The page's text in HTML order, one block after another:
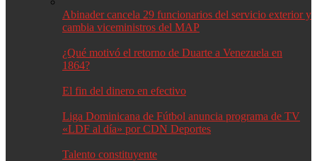
Abinader cancela 29 funcionarios del servicio exterior y
cambia viceministros del MAP
¿Qué motivó el retorno de Duarte a Venezuela en
1864?
El fin del dinero en efectivo
Liga Dominicana de Fútbol anuncia programa de TV
«LDF al día» por CDN Deportes
Talento constituyente